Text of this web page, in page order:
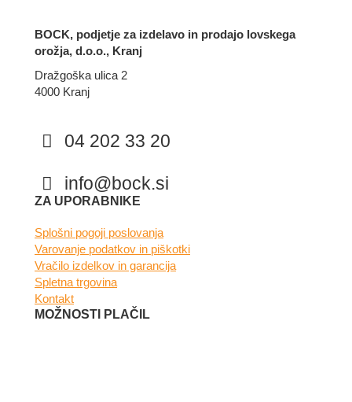
BOCK, podjetje za izdelavo in prodajo lovskega
orožja, d.o.o., Kranj
Dražgoška ulica 2
4000 Kranj
04 202 33 20
info@bock.si
Facebook
Instagram
ZA UPORABNIKE
Splošni pogoji poslovanja
Varovanje podatkov in piškotki
Vračilo izdelkov in garancija
Spletna trgovina
Kontakt
MOŽNOSTI PLAČIL